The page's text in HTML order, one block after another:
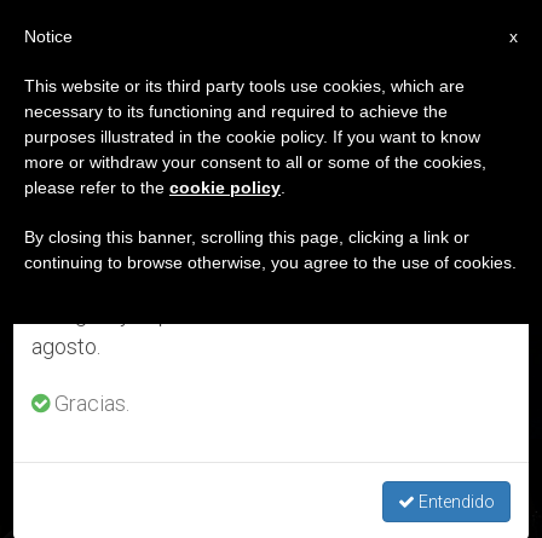
ETIQUETA
Posts Tagged ‘Yoshiki
Kajimoto’
ÚLTIMAS NOTICIAS
×
Aviso importante
Del 27 de julio al 7 de agosto haremos la pausa
anual, aprovechando que en el periodo de verano
se generan menos informaciones y también el
agosto.
Gracias.
Entendido
x
Notice
This website or its third party tools use cookies, which are
necessary to its functioning and required to achieve the
purposes illustrated in the cookie policy. If you want to know
more or withdraw your consent to all or some of the cookies,
please refer to the cookie policy
By closing this banner, scrolling this page, clicking a link or
continuing to browse otherwise, you agree to the use of cookies.